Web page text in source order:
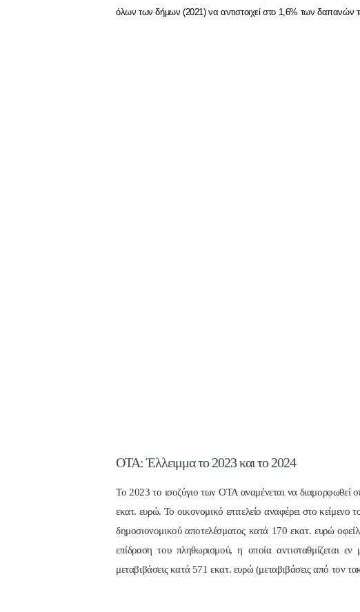
όλων των δήμων (2021) να αντιστοιχεί στο 1,6% των δαπανών
ΟΤΑ: Έλλειμμα το 2023 και το 2024
Το 2023 το ισοζύγιο των ΟΤΑ αναμένεται να διαμορφωθεί
εκατ. ευρώ. Το οικονομικό επιτελείο αναφέρει στο κείμενο
δημοσιονομικού αποτελέσματος κατά 170 εκατ. ευρώ
επίδραση του πληθωρισμού, η οποία αντισταθμίζεται εν
μεταβιβάσεις κατά 571 εκατ. ευρώ (μεταβιβάσεις από τον